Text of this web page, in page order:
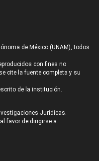
de México (UNAM), todos
con fines no
cite la fuente completa y su
de la institución.
Jurídicas.
favor de dirigirse a: